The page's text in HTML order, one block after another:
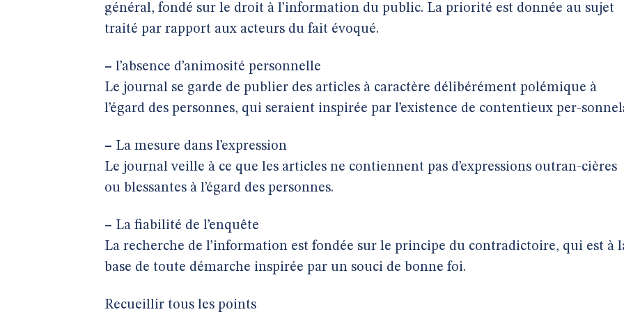
général, fondé sur le droit à l’information du public. La priorité est donnée au sujet
traité par rapport aux acteurs du fait évoqué.
– l’absence d’animosité personnelle
Le journal se garde de publier des articles à caractère délibérément polémique à
l’égard des personnes, qui seraient inspirée par l’existence de contentieux per-
– La mesure dans l’expression
Le journal veille à ce que les articles ne contiennent pas d’expressions outran-cières
ou blessantes à l’égard des personnes.
– La fiabilité de l’enquête
La recherche de l’information est fondée sur le principe du contradictoire, qui est à
base de toute démarche inspirée par un souci de bonne foi.
Recueillir tous les points